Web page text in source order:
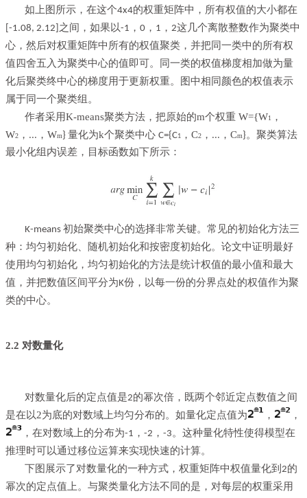
如上图所示，在这个4x4的权重矩阵中，所有权值的大小都在
[-1.08, 2.12] 之间，如果以-1 ， 0 ， 1 ， 2这几个离散整数作为聚类中
心，然后对权重矩阵中所有的权值聚类，并把同一类中的所有权
值四舍五入为聚类中心的值即可。同一类的权值梯度相加做为量
化后聚类终中心的梯度用于更新权重。图中相同颜色的权值表示
属于同一个聚类组。
作者采用K-means聚类方法，把原始的m个权重 W={W1
，
W2 ， ... ，Wm } 量化为k个聚类中心 C={C1 ，C2 ， ... ，Cm }。聚类算法
最小化组内误差，目标函数如下所示：
K-means 初始聚类中心的选择非常关键。常见的初始化方法三
种：均匀初始化、随机初始化和按密度初始化。论文中证明最好
使用均匀初始化，均匀初始化的方法是统计权值的最小值和最大
值，并把数值区间平分为 K份，以每一份的分界点处的权值作为聚
类的中心。
2.2 对数量化
对数量化后的定点值是2的幂次倍，既两个邻近定点数值之间
是在以2为底的对数域上均匀分布的。如量化定点值为
，
，
，在对数域上的分布为-1 ， -2 ， -3 。这种量化特性使得模型在
推理时可以通过移位运算来实现快速的计算。
下图展示了对数量化的一种方式，权重矩阵中权值量化到 2的
幂次的定点值上。与聚类量化方法不同的是，对每层的权重采用